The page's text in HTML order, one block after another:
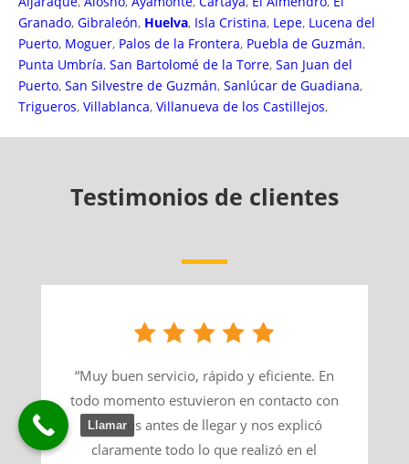
Granado, Gibraleón, Huelva, Isla Cristina, Lepe, Lucena del
Puerto, Moguer, Palos de la Frontera, Puebla de Guzmán,
Punta Umbría, San Bartolomé de la Torre, San Juan del
Puerto, San Silvestre de Guzmán, Sanlúcar de Guadiana,
Trigueros, Villablanca, Villanueva de los Castillejos,
Testimonios de clientes
“Muy buen servicio, rápido y eficiente. En
todo momento estuvieron en contacto con
nosotros antes de llegar y nos explicó
claramente todo lo que realizó en el
Llamar